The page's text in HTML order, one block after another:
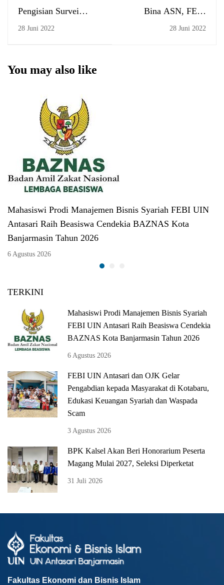
Pengisian Survei
Kepuasan Stakeholder
28 Juni 2022
Bina ASN, FEBI
Gelar Salat Berjamaah
28 Juni 2022
You may also like
Mahasiswi Prodi Manajemen Bisnis Syariah FEBI UIN
Antasari Raih Beasiswa Cendekia BAZNAS Kota
Banjarmasin Tahun 2026
6 Agustus 2026
TERKINI
Mahasiswi Prodi Manajemen Bisnis Syariah
FEBI UIN Antasari Raih Beasiswa Cendekia
BAZNAS Kota Banjarmasin Tahun 2026
6 Agustus 2026
FEBI UIN Antasari dan OJK Gelar
Pengabdian kepada Masyarakat di Kotabaru,
Edukasi Keuangan Syariah dan Waspada
Scam
3 Agustus 2026
BPK Kalsel Akan Beri Honorarium Peserta
Magang Mulai 2027, Seleksi Diperketat
31 Juli 2026
Fakultas Ekonomi dan Bisnis Islam